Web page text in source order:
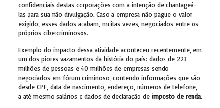
confidenciais destas corporações com a intenção de chantageá-
las para sua não divulgação. Caso a empresa não pague o valor
exigido, esses dados acabam, muitas vezes, negociados entre os
próprios cibercriminosos.
Exemplo do impacto dessa atividade aconteceu recentemente, em
um dos piores vazamentos da história do país: dados de 223
milhões de pessoas e 40 milhões de empresas sendo
negociados em fórum criminoso, contendo informações que vão
desde CPF, data de nascimento, endereço, números de telefone,
a até mesmo salários e dados de declaração de imposto de renda.